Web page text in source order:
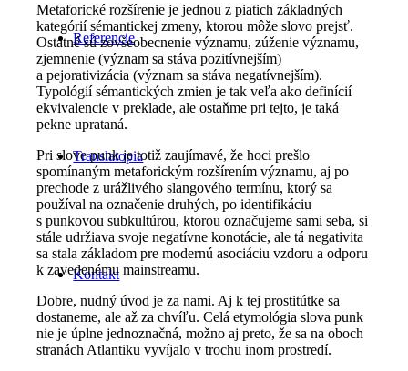
Referencie
Translatopia
Kontakt
Metaforické rozšírenie je jednou z piatich základných
kategórií sémantickej zmeny, ktorou môže slovo prejsť.
Ostatné sú zovšeobecnenie významu, zúženie významu,
zjemnenie (význam sa stáva pozitívnejším)
a pejorativizácia (význam sa stáva negatívnejším).
Typológií sémantických zmien je tak veľa ako definícií
ekvivalencie v preklade, ale ostaňme pri tejto, je taká
pekne uprataná.
Pri slove punk je totiž zaujímavé, že hoci prešlo
spomínaným metaforickým rozšírením významu, aj po
prechode z urážlivého slangového termínu, ktorý sa
používal na označenie druhých, po identifikáciu
s punkovou subkultúrou, ktorou označujeme sami seba, si
stále udržiava svoje negatívne konotácie, ale tá negativita
sa stala základom pre modernú asociáciu vzdoru a odporu
k zavedenému mainstreamu.
Dobre, nudný úvod je za nami. Aj k tej prostitútke sa
dostaneme, ale až za chvíľu. Celá etymológia slova punk
nie je úplne jednoznačná, možno aj preto, že sa na oboch
stranách Atlantiku vyvíjalo v trochu inom prostredí.